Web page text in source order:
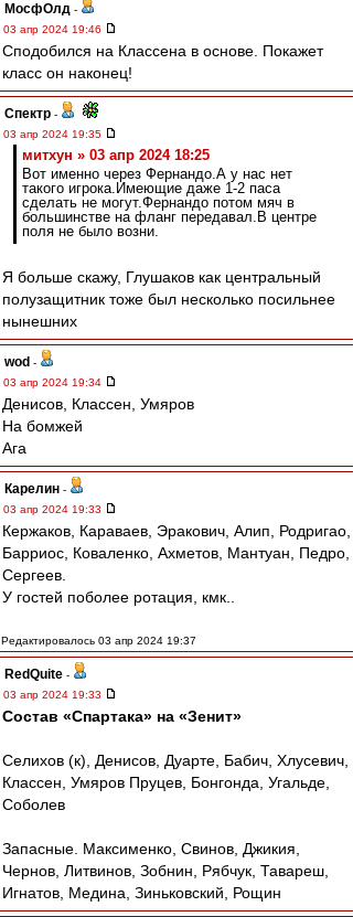
МосфОлд -
03 апр 2024 19:46
Сподобился на Классена в основе. Покажет
класс он наконец!
Спектр -
03 апр 2024 19:35
митхун » 03 апр 2024 18:25
Вот именно через Фернандо.А у нас нет
такого игрока.Имеющие даже 1-2 паса
сделать не могут.Фернандо потом мяч в
большинстве на фланг передавал.В центре
поля не было возни.
Я больше скажу, Глушаков как центральный
полузащитник тоже был несколько посильнее
нынешних
wod -
03 апр 2024 19:34
Денисов, Классен, Умяров
На бомжей
Ага
Карелин -
03 апр 2024 19:33
Кержаков, Караваев, Эракович, Алип, Родригао,
Барриос, Коваленко, Ахметов, Мантуан, Педро,
Сергеев.
У гостей поболее ротация, кмк..
Редактировалось 03 апр 2024 19:37
RedQuite -
03 апр 2024 19:33
Состав «Спартака» на «Зенит»
Селихов (к), Денисов, Дуарте, Бабич, Хлусевич,
Классен, Умяров Пруцев, Бонгонда, Угальде,
Соболев
Запасные. Максименко, Свинов, Джикия,
Чернов, Литвинов, Зобнин, Рябчук, Тавареш,
Игнатов, Медина, Зиньковский, Рощин